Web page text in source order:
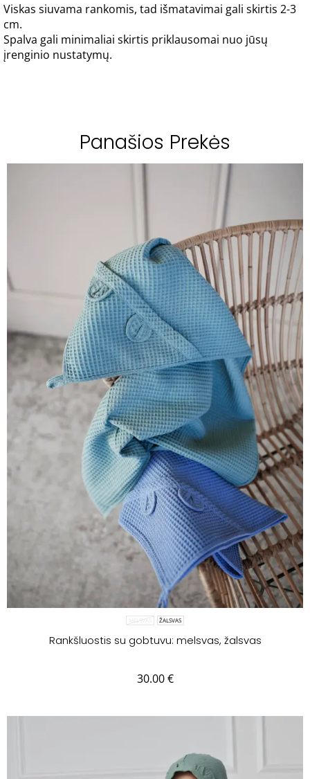
Viskas siuvama rankomis, tad išmatavimai gali skirtis 2-3
cm.
Spalva gali minimaliai skirtis priklausomai nuo jūsų
įrenginio nustatymų.
Panašios Prekės
MELSVAS ŽALSVAS
Rankšluostis su gobtuvu: melsvas, žalsvas
30.00€